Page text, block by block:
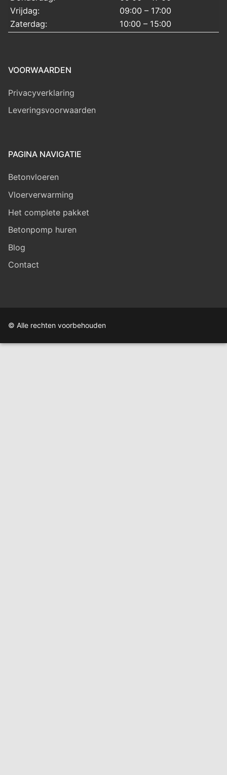
Vrijdag:
Zaterdag:
09:00 – 17:00
10:00 – 15:00
VOORWAARDEN
Privacyverklaring
Leveringsvoorwaarden
PAGINA NAVIGATIE
Betonvloeren
Vloerverwarming
Het complete pakket
Betonpomp huren
Blog
Contact
© Alle rechten voorbehouden